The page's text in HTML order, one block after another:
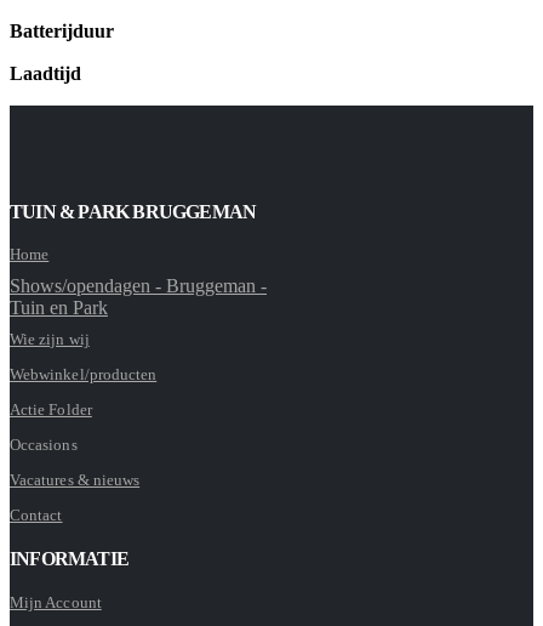
Batterijduur
Laadtijd
TUIN & PARK BRUGGEMAN
Home
Shows/opendagen - Bruggeman -
Tuin en Park
Wie zijn wij
Webwinkel/producten
Actie Folder
Occasions
Vacatures & nieuws
Contact
INFORMATIE
Mijn Account